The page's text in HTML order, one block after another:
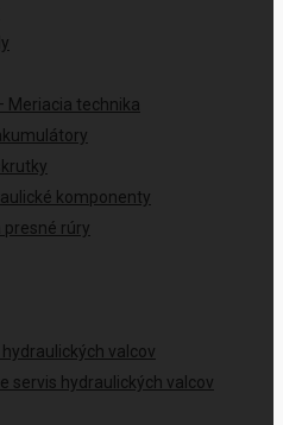
Meriacia technika
komponenty
presné rúry
valcov
servis hydraulických valcov